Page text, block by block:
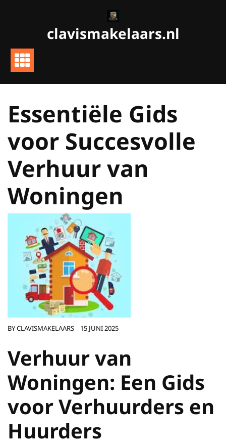
clavismakelaars.nl
Essentiële Gids
voor Succesvolle
Verhuur van
Woningen
BYCLAVISMAKELAARS 15 JUNI 2025
Verhuur van
Woningen: Een Gids
voor Verhuurders en
Huurders